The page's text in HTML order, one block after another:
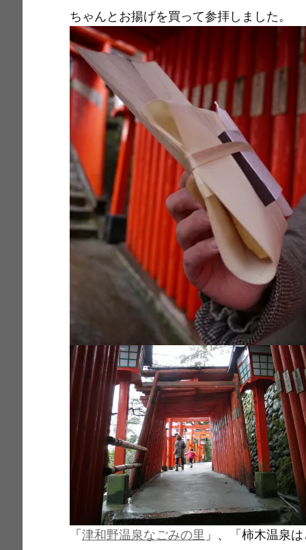
ちゃんとお揚げを買って参拝しました。
「津和野温泉なごみの里 」、「柿木温泉